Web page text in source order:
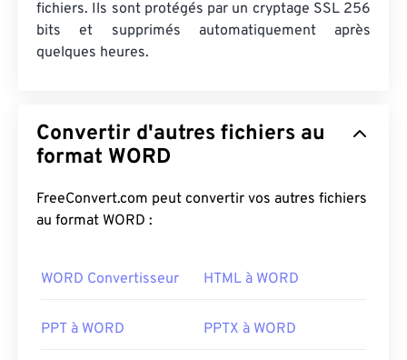
fichiers. Ils sont protégés par un cryptage SSL 256
bits et supprimés automatiquement après
quelques heures.
Convertir d'autres fichiers au
format WORD
FreeConvert.com peut convertir vos autres fichiers
au format WORD :
WORD Convertisseur HTML à WORD
PPT à WORD PPTX à WORD